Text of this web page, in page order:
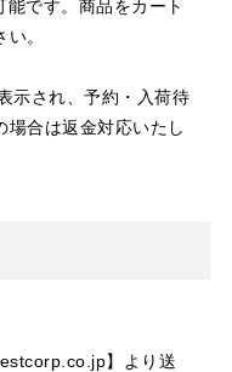
です。商品をカート
。
示され、予約・入荷待
場合は返金対応いたし
】より送